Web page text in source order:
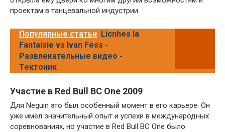
проектам в танцевальной индустрии.
Популярные статьи Licnhes la
Fantaisie vs Ivan Fess -
Развлекательные видео -
Тектоник
Участие в Red Bull BC One 2009
Для Neguin это был особенный момент в его карьере. Он
уже имел значительный опыт и успехи в международных
соревнованиях, но участие в Red Bull BC One было